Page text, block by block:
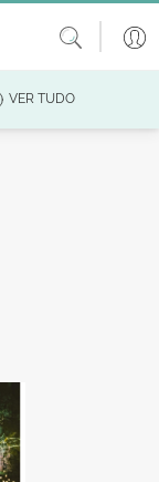
VER TUDO